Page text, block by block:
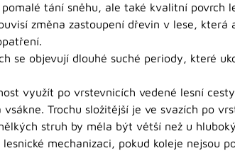
tání sněhu, ale také kvalitní povrch
změna zastoupení dřevin v lese,
se objevují dlouhé suché periody, které
využít po vrstevnicích vedené lesní
Trochu složitější je ve svazích po
struh by měla být větší než u
mechanizaci, pokud koleje nejsou